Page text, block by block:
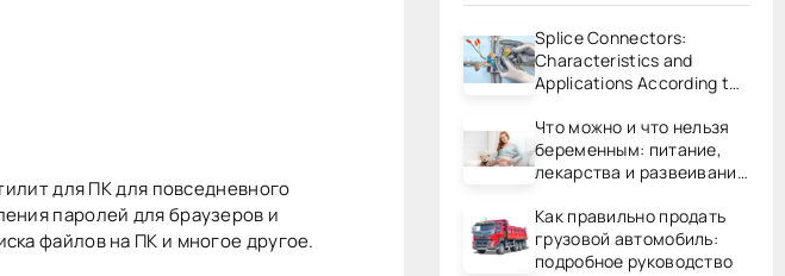
для ПК для повседневного
паролей для браузеров и
файлов на ПК и многое другое.
Splice Connectors:
Characteristics and
Applications According to
Что можно и что нельзя
беременным: питание,
лекарства и развеивание
Как правильно продать
грузовой автомобиль:
подробное руководство